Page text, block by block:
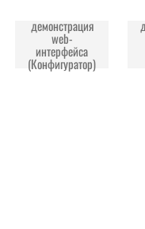
демонстрация
web-
интерфейса
(Конфигуратор)